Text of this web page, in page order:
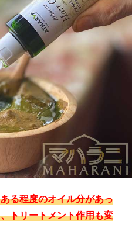
る程度のオイル分があっ
トリートメント作用も変